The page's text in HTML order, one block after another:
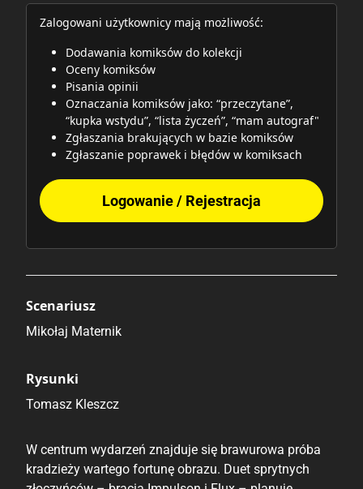
Zalogowani użytkownicy mają możliwość:
Dodawania komiksów do kolekcji
Oceny komiksów
Pisania opinii
Oznaczania komiksów jako: “przeczytane”,
“kupka wstydu”, “lista życzeń”, “mam autograf"
Zgłaszania brakujących w bazie komiksów
Zgłaszanie poprawek i błędów w komiksach
Logowanie / Rejestracja
Scenariusz
Mikołaj Maternik
Rysunki
Tomasz Kleszcz
W centrum wydarzeń znajduje się brawurowa próba
kradzieży wartego fortunę obrazu. Duet sprytnych